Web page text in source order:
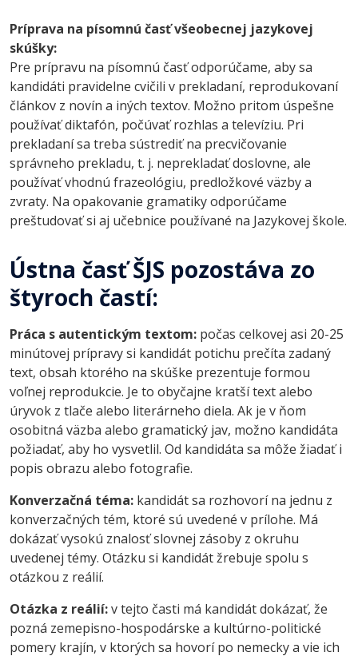
Príprava na písomnú časť všeobecnej jazykovej
skúšky:
Pre prípravu na písomnú časť odporúčame, aby sa
kandidáti pravidelne cvičili v prekladaní, reprodukovaní
článkov z novín a iných textov. Možno pritom úspešne
používať diktafón, počúvať rozhlas a televíziu. Pri
prekladaní sa treba sústrediť na precvičovanie
správneho prekladu, t. j. neprekladať doslovne, ale
používať vhodnú frazeológiu, predložkové väzby a
zvraty. Na opakovanie gramatiky odporúčame
preštudovať si aj učebnice používané na Jazykovej škole.
Ústna časť ŠJS pozostáva zo
štyroch častí:
Práca s autentickým textom: počas celkovej asi 20-25
minútovej prípravy si kandidát potichu prečíta zadaný
text, obsah ktorého na skúške prezentuje formou
voľnej reprodukcie. Je to obyčajne kratší text alebo
úryvok z tlače alebo literárneho diela. Ak je v ňom
osobitná väzba alebo gramatický jav, možno kandidáta
požiadať, aby ho vysvetlil. Od kandidáta sa môže žiadať i
popis obrazu alebo fotografie.
Konverzačná téma: kandidát sa rozhovorí na jednu z
konverzačných tém, ktoré sú uvedené v prílohe. Má
dokázať vysokú znalosť slovnej zásoby z okruhu
uvedenej témy. Otázku si kandidát žrebuje spolu s
otázkou z reálií.
Otázka z reálií:v tejto časti má kandidát dokázať, že
pozná zemepisno-hospodárske a kultúrno-politické
pomery krajín, v ktorých sa hovorí po nemecky a vie ich